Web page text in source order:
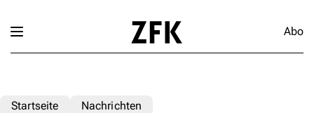
Abo
Startseite Nachrichten